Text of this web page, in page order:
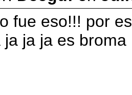
fue eso!!! por
ja ja ja es